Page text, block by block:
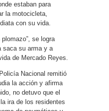
estaban para
la motocicleta,
con su vida.
plomazo”, se logra
saca su arma y a
de Mercado Reyes.
Nacional remitió
la acción y afirma
no detuvo que el
ira de los residentes